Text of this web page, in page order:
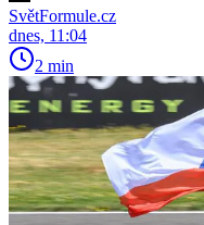
SvětFormule.cz
dnes, 11:04
2 min